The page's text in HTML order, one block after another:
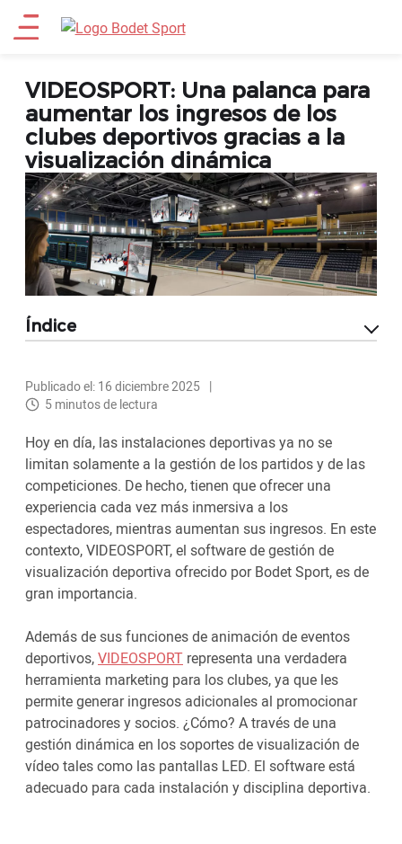
Pasar
Main
VIDEOSPORT: Una palanca para
aumentar los ingresos de los
clubes deportivos gracias a la
visualización dinámica
Publicado el: 16 diciembre 2025
5 minutos de lectura
Hoy en día, las instalaciones deportivas ya no se
limitan solamente a la gestión de los partidos y de las
competiciones. De hecho, tienen que ofrecer una
experiencia cada vez más inmersiva a los
espectadores, mientras aumentan sus ingresos. En este
contexto, VIDEOSPORT, el software de gestión de
visualización deportiva ofrecido por Bodet Sport, es de
gran importancia.
Además de sus funciones de animación de eventos
deportivos,VIDEOSPORT representa una verdadera
herramienta marketing para los clubes, ya que les
permite generar ingresos adicionales al promocionar
patrocinadores y socios. ¿Cómo? A través de una
gestión dinámica en los soportes de visualización de
vídeo tales como las pantallas LED. El software está
adecuado para cada instalación y disciplina deportiva.
Índice